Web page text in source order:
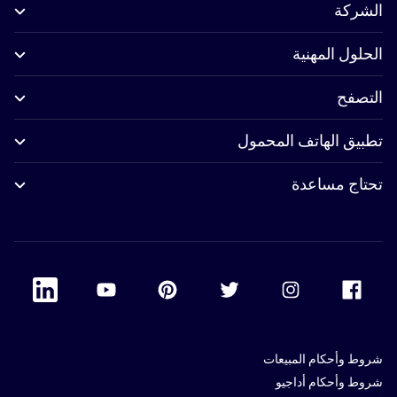
الشركة
الحلول المهنية
التصفح
تطبيق الهاتف المحمول
تحتاج مساعدة
Accor Facebook
Accor Twitter
Accor Pinterest
Accor Youtube
Linkedin
شروط وأحكام المبيعات
شروط وأحكام أداجيو